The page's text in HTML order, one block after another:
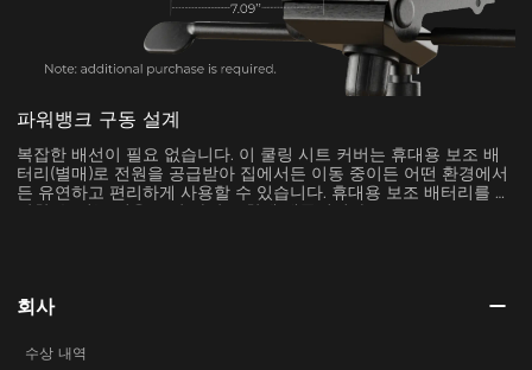
파워뱅크 구동 설계
복잡한 배선이 필요 없습니다. 이 쿨링 시트 커버는 휴대용 보조 배
터리(별매)로 전원을 공급받아 집에서든 이동 중이든 어떤 환경에서
든 유연하고 편리하게 사용할 수 있습니다. 휴대용 보조 배터리를 보
관할 수 있는 전용 보관 가방도 함께 제공됩니다.
회사
수상 내역